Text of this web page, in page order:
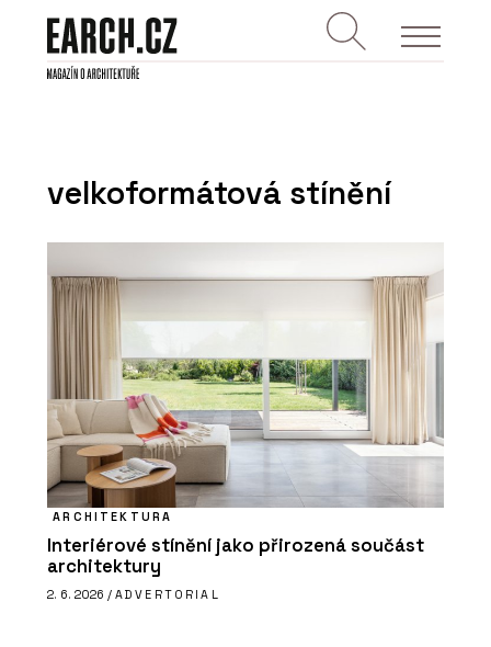
velkoformátová stínění
ARCHITEKTURA
Interiérové stínění jako přirozená součást
architektury
2. 6. 2026 / ADVERTORIAL